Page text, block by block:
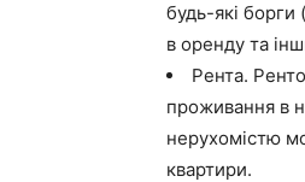
будь-які борги
в оренду та
Рента.
проживання в
нерухомістю
квартири.